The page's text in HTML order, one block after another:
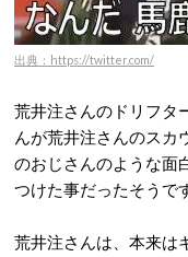
出典：https://twitter.com/
荒井注さんのドリフタ
んが荒井注さんのスカ
のおじさんのような面
つけた事だったそうで
荒井注さんは、本来は